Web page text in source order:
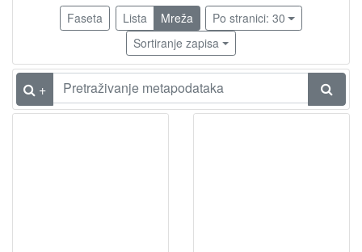
primijenjeni umjetnik - tapiserija
etnologinja
anglist
1
sociolog
primijenjeni umjetnik - keramika
1
Faseta Lista Mreža
Po stranici: 30
Sortiranje zapisa
+